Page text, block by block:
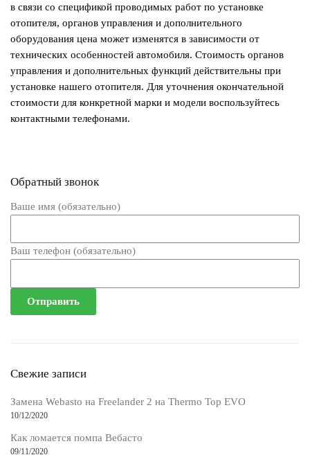
в связи со спецификой проводимых работ по установке
отопителя, органов управления и дополнительного
оборудования цена может изменятся в зависимости от
технических особенностей автомобиля. Стоимость органов
управления и дополнительных функций действительны при
установке нашего отопителя. Для уточнения окончательной
стоимости для конкретной марки и модели воспользуйтесь
контактными телефонами.
Обратный звонок
Ваше имя (обязательно)
Ваш телефон (обязательно)
Свежие записи
Замена Webasto на Freelander 2 на Thermo Top EVO
10/12/2020
Как ломается помпа Вебасто
09/11/2020